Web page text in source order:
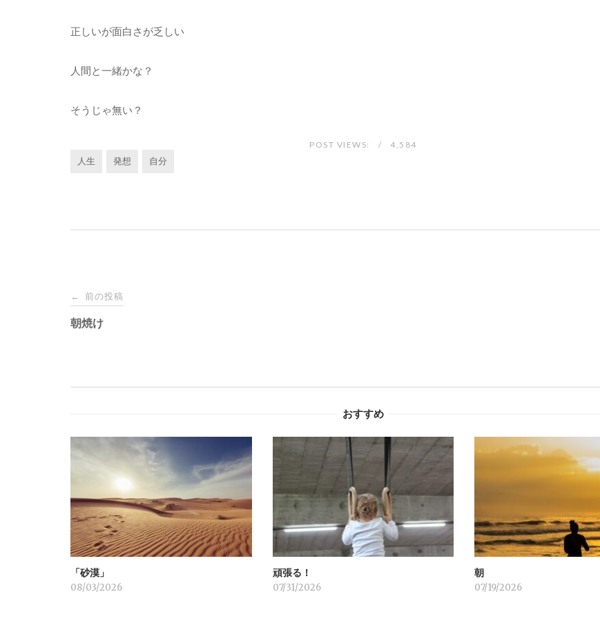
正しいが面白さが乏しい
人間と一緒かな？
そうじゃ無い？
POST VIEWS: 4,584
人生 発想 自分
投
稿
ゲ
ー
シ
ョ
ン
← 前の投稿
朝焼け
おすすめ
「砂漠」
08/03/2026
頑張る！
07/31/2026
朝
07/19/2026